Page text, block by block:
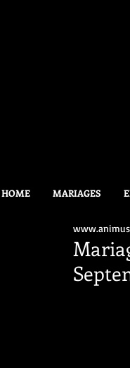
HOME MARIAGES